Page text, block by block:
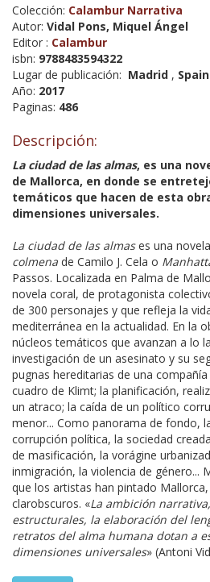
Colección: Calambur Narrativa
Autor: Vidal Pons, Miquel Ángel
Editor : Calambur
isbn: 9788483594322
Lugar de publicación: Madrid , Spain
Año: 2017
Paginas: 486
Descripción:
La ciudad de las almas, es una
de Mallorca, en donde se
temáticos que hacen de esta
dimensiones universales.
La ciudad de las almases una
colmena de Camilo J. Cela o
Passos. Localizada en Palma de
novela coral, de protagonista
de 300 personajes y que refleja la
mediterránea en la actualidad. En la
núcleos temáticos que avanzan a lo
investigación de un asesinato y su
pugnas hereditarias de una
cuadro de Klimt; la planificación,
un atraco; la caída de un político
menor... Como panorama de fondo,
corrupción política, la sociedad
de masificación, la vorágine
inmigración, la violencia de género...
que los artistas han pintado
clarobscuros. «La ambición
estructurales, la elaboración del
retratos del alma humana dotan a
dimensiones universales» (Antoni